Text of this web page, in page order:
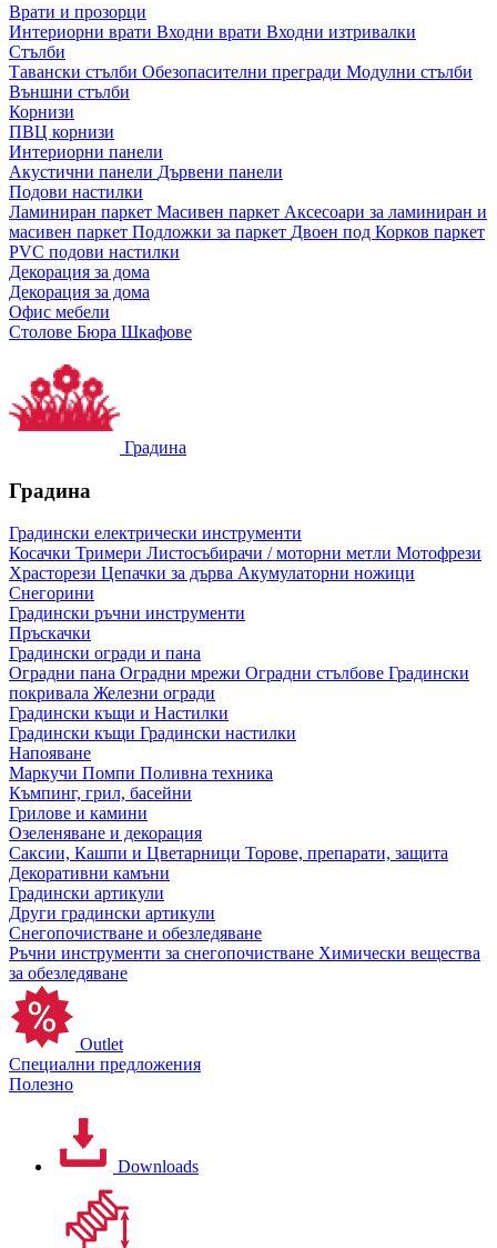
Врати и прозорци
Интериорни врати Входни врати Входни изтривалки
Стълби
Тавански стълби Обезопасителни прегради Модулни стълби
Външни стълби
Корнизи
ПВЦ корнизи
Интериорни панели
Акустични панели Дървени панели
Подови настилки
Ламиниран паркет Масивен паркет Аксесоари за ламиниран и
масивен паркет Подложки за паркет Двоен под Корков паркет
PVC подови настилки
Декорация за дома
Декорация за дома
Офис мебели
Столове Бюра Шкафове
Градина
Градина
Градински електрически инструменти
Косачки Тримери Листосъбирачи / моторни метли Мотофрези
Храсторези Цепачки за дърва Акумулаторни ножици
Снегорини
Градински ръчни инструменти
Пръскачки
Градински огради и пана
Оградни пана Оградни мрежи Оградни стълбове Градински
покривала Железни огради
Градински къщи и Настилки
Градински къщи Градински настилки
Напояване
Маркучи Помпи Поливна техника
Къмпинг, грил, басейни
Грилове и камини
Озеленяване и декорация
Саксии, Кашпи и Цветарници Торове, препарати, защита
Декоративни камъни
Градински артикули
Други градински артикули
Снегопочистване и обезледяване
Ръчни инструменти за снегопочистване Химически вещества
за обезледяване
Outlet
Специални предложения
Полезно
Downloads